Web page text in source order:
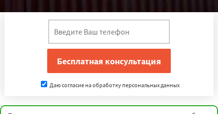
Даю согласие на обработку персональных данных